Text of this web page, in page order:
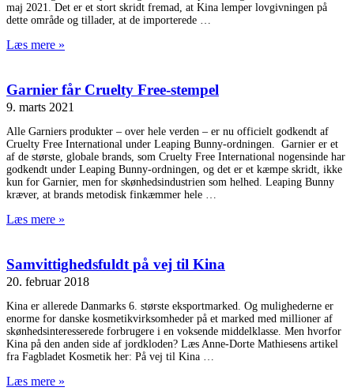
maj 2021. Det er et stort skridt fremad, at Kina lemper lovgivningen på
dette område og tillader, at de importerede
Læs mere »
Garnier får Cruelty Free-stempel
9. marts 2021
Alle Garniers produkter – over hele verden – er nu officielt godkendt af
Cruelty Free International under Leaping Bunny-ordningen. Garnier er et
af de største, globale brands, som Cruelty Free International nogensinde har
godkendt under Leaping Bunny-ordningen, og det er et kæmpe skridt, ikke
kun for Garnier, men for skønhedsindustrien som helhed. Leaping Bunny
kræver, at brands metodisk finkæmmer hele
Læs mere »
Samvittighedsfuldt på vej til Kina
20. februar 2018
Kina er allerede Danmarks 6. største eksportmarked. Og mulighederne er
enorme for danske kosmetikvirksomheder på et marked med millioner af
skønhedsinteresserede forbrugere i en voksende middelklasse. Men hvorfor
Kina på den anden side af jordkloden? Læs Anne-Dorte Mathiesens artikel
fra Fagbladet Kosmetik her: På vej til Kina
Læs mere »